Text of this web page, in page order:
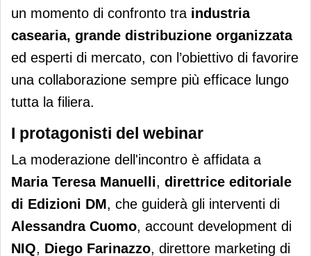
un momento di confronto tra industria
casearia, grande distribuzione organizzata
ed esperti di mercato, con l’obiettivo di favorire
una collaborazione sempre più efficace lungo
tutta la filiera.
I protagonisti del webinar
La moderazione dell'incontro è affidata a
Maria Teresa Manuelli, direttrice editoriale
di Edizioni DM, che guiderà gli interventi di
Alessandra Cuomo, account development di
NIQ, Diego Farinazzo, direttore marketing di